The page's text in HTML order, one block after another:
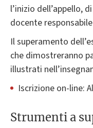
l’inizio dell’appello,
docente
Il superamento
che dimostreranno
illustrati
Iscrizione on-line:
Strumenti a